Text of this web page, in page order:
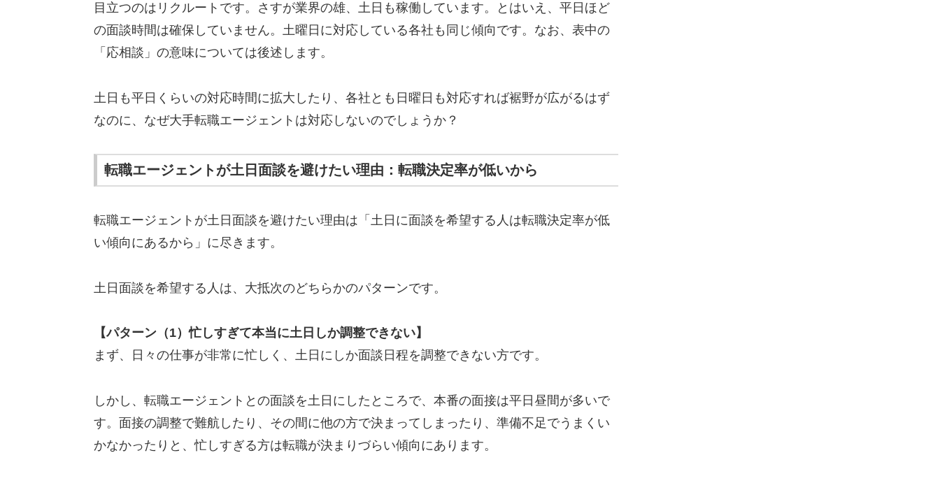
目立つのはリクルートです。さすが業界の雄、土日も稼働しています。とはいえ、平日ほど
の面談時間は確保していません。土曜日に対応している各社も同じ傾向です。なお、表中の
「応相談」の意味については後述します。
土日も平日くらいの対応時間に拡大したり、各社とも日曜日も対応すれば裾野が広がるはず
なのに、なぜ大手転職エージェントは対応しないのでしょうか？
転職エージェントが土日面談を避けたい理由：転職決定率が低いから
転職エージェントが土日面談を避けたい理由は「土日に面談を希望する人は転職決定率が低
い傾向にあるから」に尽きます。
土日面談を希望する人は、大抵次のどちらかのパターンです。
【パターン（1）忙しすぎて本当に土日しか調整できない】
まず、日々の仕事が非常に忙しく、土日にしか面談日程を調整できない方です。
しかし、転職エージェントとの面談を土日にしたところで、本番の面接は平日昼間が多いで
す。面接の調整で難航したり、その間に他の方で決まってしまったり、準備不足でうまくい
かなかったりと、忙しすぎる方は転職が決まりづらい傾向にあります。